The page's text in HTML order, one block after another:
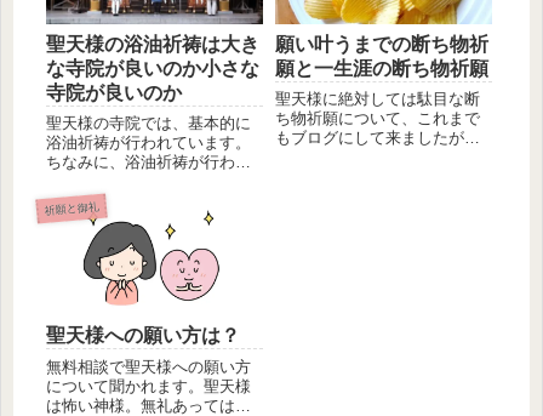
聖天様の浴油祈祷は大き
な寺院が良いのか小さな
寺院が良いのか
聖天様の寺院では、基本的に
浴油祈祷が行われています。
ちなみに、浴油祈祷が行われ
また、生...
願い叶うまでの断ち物祈
願と一生涯の断ち物祈願
聖天様に絶対しては駄目な断
ち物祈願について、これまで
もブログにして来ましたが、
祈願と御礼
聖天様への願い方は？
無料相談で聖天様への願い方
について聞かれます。聖天様
は怖い神様。無礼あっては怖